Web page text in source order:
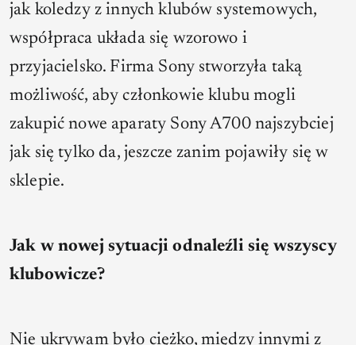
jak koledzy z innych klubów systemowych,
współpraca układa się wzorowo i
przyjacielsko. Firma Sony stworzyła taką
możliwość, aby członkowie klubu mogli
zakupić nowe aparaty Sony A700 najszybciej
jak się tylko da, jeszcze zanim pojawiły się w
sklepie.
Jak w nowej sytuacji odnaleźli się wszyscy
klubowicze?
Nie ukrywam było ciężko, między innymi z